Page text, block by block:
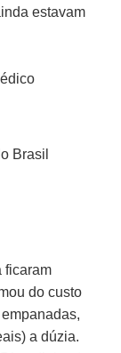
estavam
Brasil
ficaram
do custo
a dúzia.